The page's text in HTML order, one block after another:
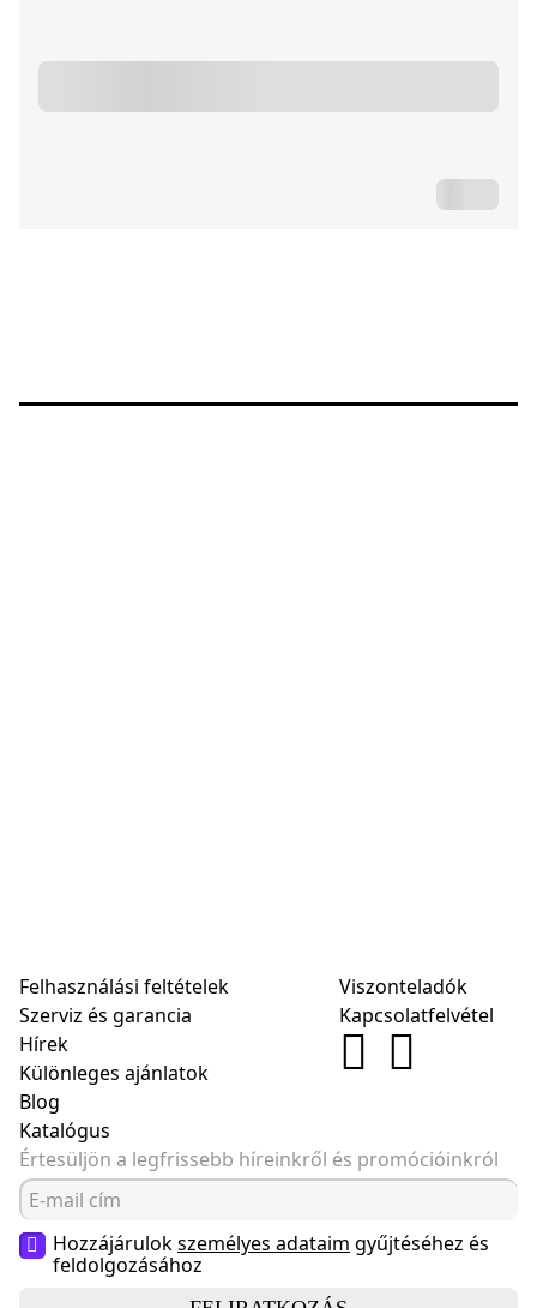
Felhasználási feltételek
Szerviz és garancia
Hírek
Különleges ajánlatok
Blog
Katalógus
Viszonteladók
Kapcsolatfelvétel
Értesüljön a legfrissebb híreinkről és promócióinkról
Hozzájárulokszemélyes adataim gyűjtéséhez és
feldolgozásához